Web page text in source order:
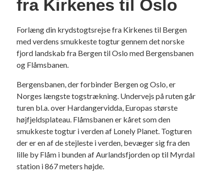
fra Kirkenes til Oslo
Forlæng din krydstogtsrejse fra Kirkenes til Bergen
med verdens smukkeste togtur gennem det norske
fjord landskab fra Bergen til Oslo med Bergensbanen
og Flåmsbanen.
Bergensbanen, der forbinder Bergen og Oslo, er
Norges længste togstrækning. Undervejs på ruten går
turen bl.a. over Hardangervidda, Europas største
højfjeldsplateau. Flåmsbanen er kåret som den
smukkeste togtur i verden af Lonely Planet. Togturen
der er en af de stejleste i verden, bevæger sig fra den
lille by Flåm i bunden af Aurlandsfjorden op til Myrdal
station i 867 meters højde.